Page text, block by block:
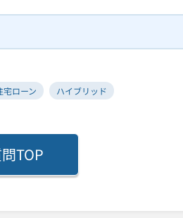
宅ローン ハイブリッド
TOP